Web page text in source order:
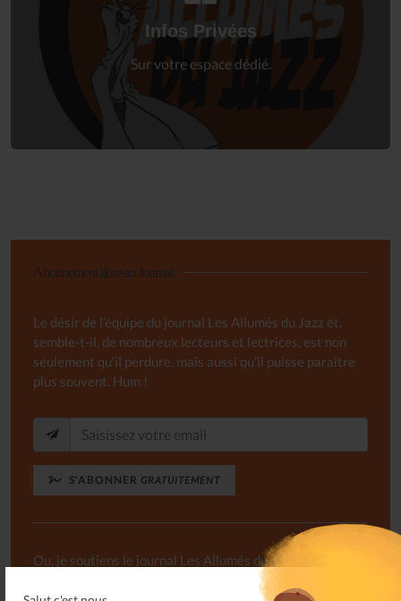
Infos Privées
Sur votre espace dédié.
Abonnement libre au Journal
Le désir de l'équipe du journal Les Allumés du Jazz et,
semble-t-il, de nombreux lecteurs et lectrices, est non
seulement qu'il perdure, mais aussi qu'il puisse paraître
plus souvent. Hum !
S'ABONNER GRATUITEMENT
Ou, je soutiens le journal Les Allumés du Jazz pour un